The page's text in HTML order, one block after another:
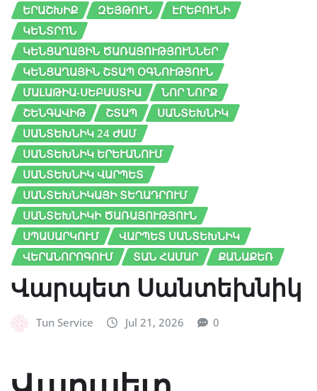
ԵՐԱՇԽԻՔ
ԶԵՅԹՈՒՆ
ԷՐԵԲՈՒՆԻ
ԿԵՆՏՐՈՆ
ԿԵՆՑԱՂԱՅԻՆ ԾԱՌԱՅՈՒԹՅՈՒՆՆԵՐ
ԿԵՆՑԱՂԱՅԻՆ ՇՏԱՊ ՕԳՆՈՒԹՅՈՒՆ
ՄԱԼԱԹԻԱ-ՍԵԲԱՍՏԻԱ
ՆՈՐ ՆՈՐՔ
ՇԵՆԳԱՎԻԹ
ՇՏԱՊ
ՍԱՆՏԵԽՆԻԿ
ՍԱՆՏԵԽՆԻԿ 24 ԺԱՄ
ՍԱՆՏԵԽՆԻԿ ԵՐԵՒԱՆՈՒՄ
ՍԱՆՏԵԽՆԻԿ ՎԱՐՊԵՏ
ՍԱՆՏԵԽՆԻԿԱՅԻ ՏԵՂԱԴՐՈՒՄ
ՍԱՆՏԵԽՆԻԿԻ ԾԱՌԱՅՈՒԹՅՈՒՆ
ՍՊԱՍԱՐԿՈՒՄ
ՎԱՐՊԵՏ ՍԱՆՏԵԽՆԻԿ
ՎԵՐԱՆՈՐՈԳՈՒՄ
ՏԱՆ ՀԱՄԱՐ ՔԱՆԱՔԵՌ
Վարպետ Սանտեխնիկ
Tun Service Jul 21, 2026 0